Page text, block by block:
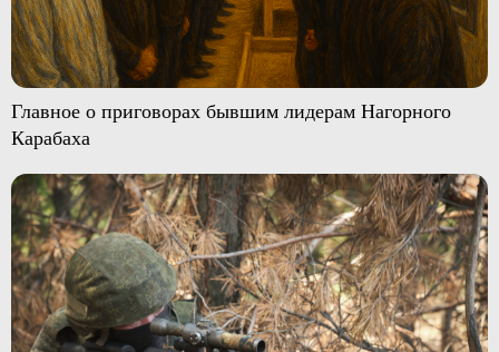
Главное о приговорах бывшим лидерам Нагорного
Карабаха